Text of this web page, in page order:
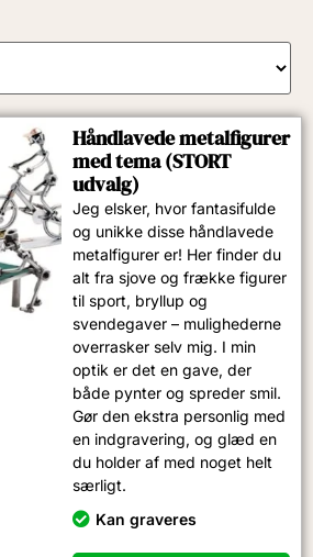
Håndlavede metalfigurer
med tema (STORT
udvalg)
Jeg elsker, hvor fantasifulde
og unikke disse håndlavede
metalfigurer er! Her finder du
alt fra sjove og frække figurer
til sport, bryllup og
svendegaver – mulighederne
overrasker selv mig. I min
optik er det en gave, der
både pynter og spreder smil.
Gør den ekstra personlig med
en indgravering, og glæd en
du holder af med noget helt
særligt.
Kan graveres